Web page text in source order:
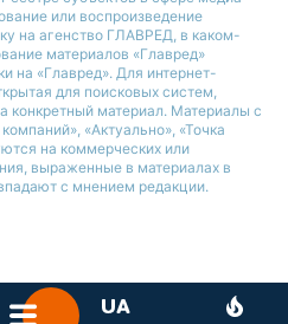
или воспроизведение
на агенство ГЛАВРЕД, в каком-
материалов «Главред»
на «Главред». Для интернет-
для поисковых систем,
конкретный материал. Материалы с
«Актуально», «Точка
на коммерческих или
выраженные в материалах в
с мнением редакции.